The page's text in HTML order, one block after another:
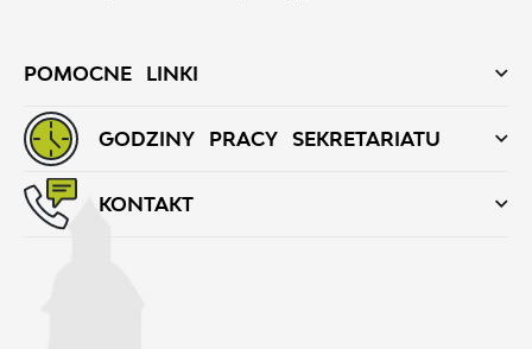
POMOCNE LINKI
GODZINY PRACY SEKRETARIATU
KONTAKT